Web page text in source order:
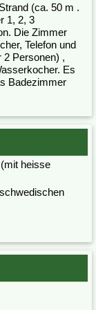
(ca. 50 m .
1, 2, 3
Die Zimmer
Telefon und
2 Personen) ,
Es
Badezimmer
heisse